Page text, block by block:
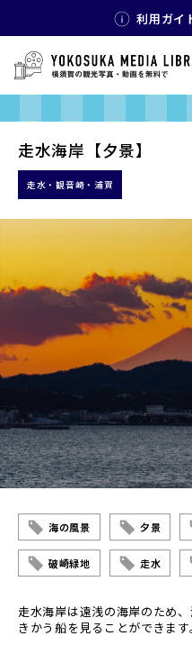
利用ガイ
走水海岸【夕景】
走水・観音崎・浦賀
海の風景 夕景
破崎緑地 走水
走水海岸は遠浅の海岸のため
きかう船を見ることができます。